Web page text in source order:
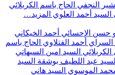
النجفي الحاج باسم الكربلائي
السيد أحمد العلوي المزيد…
حسن الإحسائي أحمد الخيكاني
السراي أحمد الفتلاوي الحاج باسم
الكربلائي السيد امين السيهاتي
السيد عبد اللطيف بوشقة السيد
الموسوي السيد هاني